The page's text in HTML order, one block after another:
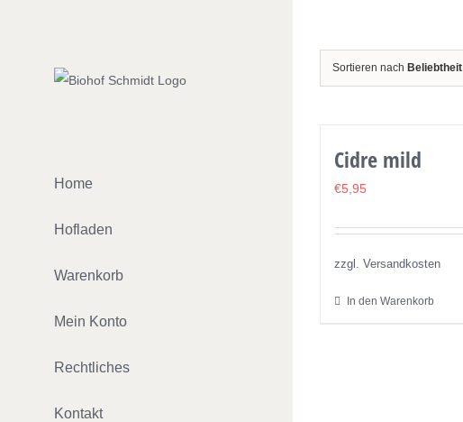
Home
Hofladen
Warenkorb
Mein Konto
Rechtliches
Kontakt
Sortieren nach Beliebtheit
Cidre mild
€5,95
zzgl. Versandkosten
In den Warenkorb